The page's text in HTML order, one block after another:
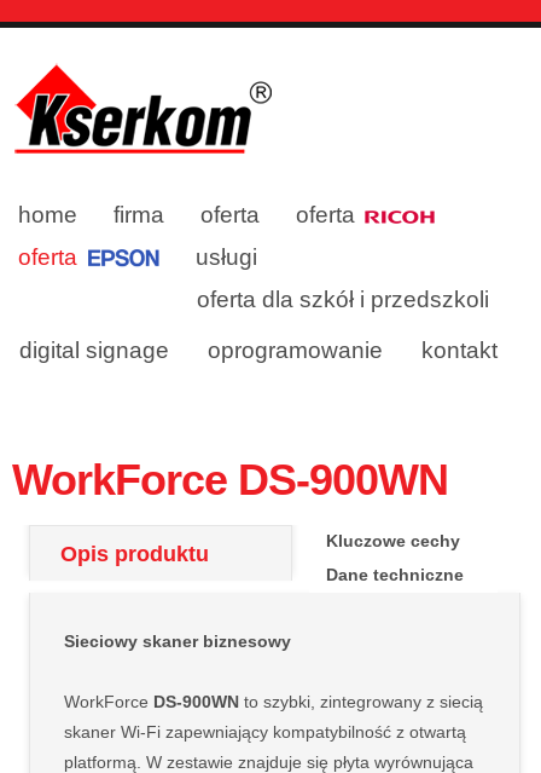
home firma oferta
oferta
oferta
usługi
oferta dla szkół i przedszkoli
digital signage
oprogramowanie kontakt
WorkForce DS-900WN
Opis produktu
Kluczowe cechy
Dane techniczne
Sieciowy skaner biznesowy
WorkForce DS-900WN to szybki, zintegrowany z siecią
skaner Wi-Fi zapewniający kompatybilność z otwartą
platformą. W zestawie znajduje się płyta wyrównująca